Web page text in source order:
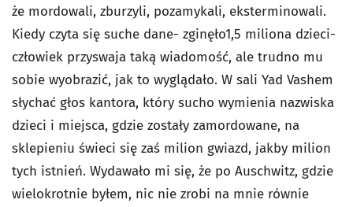
że mordowali, zburzyli, pozamykali, eksterminowali.
Kiedy czyta się suche dane- zginęło1,5 miliona dzieci-
człowiek przyswaja taką wiadomość, ale trudno mu
sobie wyobrazić, jak to wyglądało. W sali Yad Vashem
słychać głos kantora, który sucho wymienia nazwiska
dzieci i miejsca, gdzie zostały zamordowane, na
sklepieniu świeci się zaś milion gwiazd, jakby milion
tych istnień. Wydawało mi się, że po Auschwitz, gdzie
wielokrotnie byłem, nic nie zrobi na mnie równie